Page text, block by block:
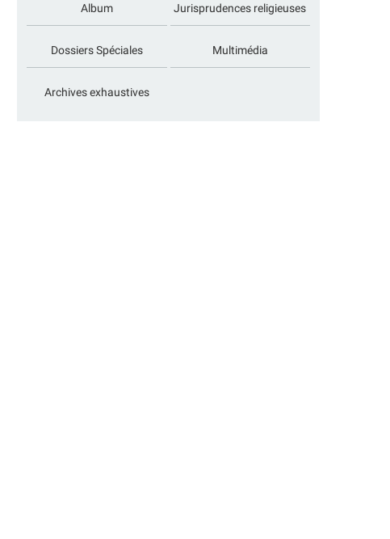
Album Jurisprudences religieuses
Dossiers Spéciales Multimédia
Archives exhaustives